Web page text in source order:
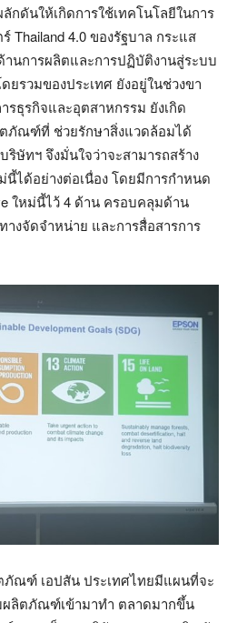
กดันให้เกิดการใช้เทคโนโลยีในการ
Thailand 4.0 ของรัฐบาล กระแส
านการผลิตและการปฏิบัติงานสู่ระบบ
ยรวมของประเทศ ยังอยู่ในช่วงขา
รธุรกิจและอุตสาหกรรม ยังเกิด
ภัณฑ์ที่ ช่วยรักษาสิ่งแวดล้อมได้
ริษัทฯ จึงมั่นใจว่าจะสามารถสร้าง
นี้ได้อย่างต่อเนื่อง โดยมีการกำหนด
ใหม่นี้ไว้ 4 ด้าน ครอบคลุมด้าน
งจัดจำหน่าย และการสื่อสารการ
ณฑ์ เอปสัน ประเทศไทยมีแผนที่จะ
ลิตภัณฑ์เข้ามาทำ ตลาดมากขึ้น